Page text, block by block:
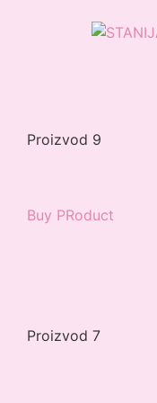
Proizvod 9
Buy PRoduct
Proizvod 7